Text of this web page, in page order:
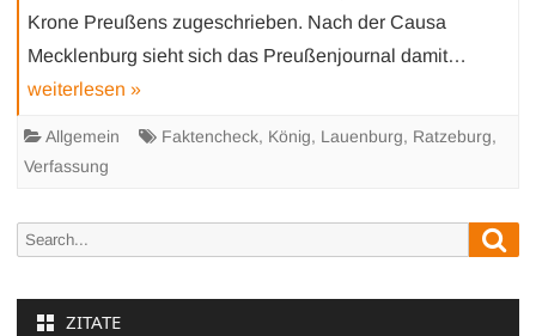
Krone Preußens zugeschrieben. Nach der Causa
Mecklenburg sieht sich das Preußenjournal damit…
weiterlesen »
Allgemein Faktencheck, König, Lauenburg, Ratzeburg,
Verfassung
Search
for:
ZITATE